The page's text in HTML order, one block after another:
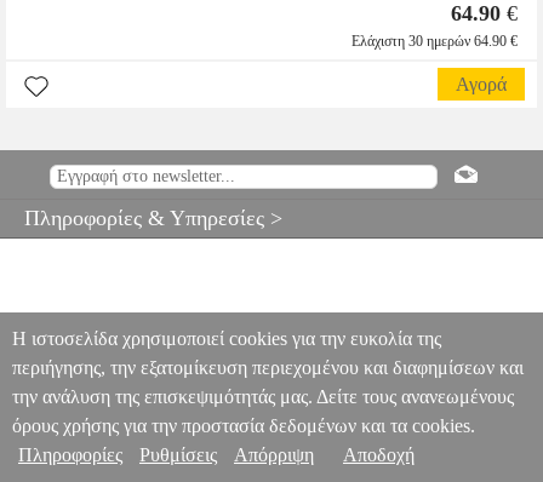
64.90 €
Ελάχιστη 30 ημερών 64.90 €
Αγορά
Πληροφορίες & Υπηρεσίες >
Η ιστοσελίδα χρησιμοποιεί cookies για την ευκολία της
περιήγησης, την εξατομίκευση περιεχομένου και διαφημίσεων και
την ανάλυση της επισκεψιμότητάς μας. Δείτε τους ανανεωμένους
όρους χρήσης για την προστασία δεδομένων και τα cookies.
Πληροφορίες
Ρυθμίσεις Απόρριψη Αποδοχή